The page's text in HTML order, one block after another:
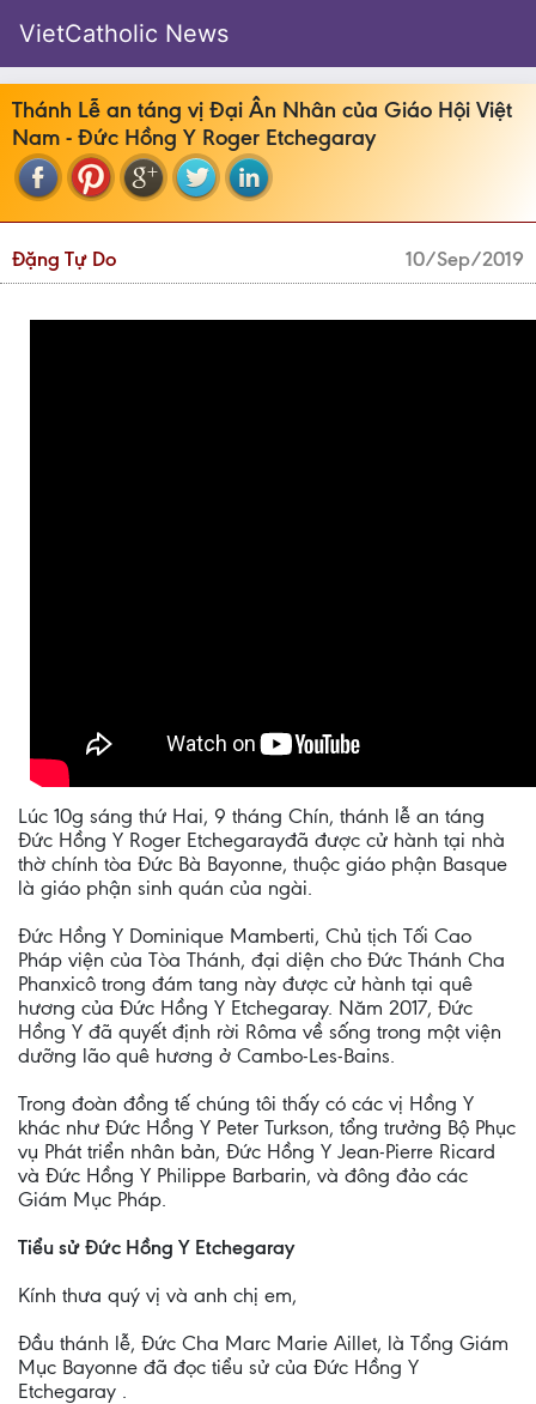
VietCatholic News
Thánh Lễ an táng vị Đại Ân Nhân của Giáo Hội Việt
Nam - Đức Hồng Y Roger Etchegaray
Đặng Tự Do 10/Sep/2019
Lúc 10g sáng thứ Hai, 9 tháng Chín, thánh lễ an táng
Đức Hồng Y Roger Etchegarayđã được cử hành tại nhà
thờ chính tòa Đức Bà Bayonne, thuộc giáo phận Basque
là giáo phận sinh quán của ngài.
Đức Hồng Y Dominique Mamberti, Chủ tịch Tối Cao
Pháp viện của Tòa Thánh, đại diện cho Đức Thánh Cha
Phanxicô trong đám tang này được cử hành tại quê
hương của Đức Hồng Y Etchegaray. Năm 2017, Đức
Hồng Y đã quyết định rời Rôma về sống trong một viện
dưỡng lão quê hương ở Cambo-Les-Bains.
Trong đoàn đồng tế chúng tôi thấy có các vị Hồng Y
khác như Đức Hồng Y Peter Turkson, tổng trưởng Bộ Phục
vụ Phát triển nhân bản, Đức Hồng Y Jean-Pierre Ricard
và Đức Hồng Y Philippe Barbarin, và đông đảo các
Giám Mục Pháp.
Tiểu sử Đức Hồng Y Etchegaray
Kính thưa quý vị và anh chị em,
Đầu thánh lễ, Đức Cha Marc Marie Aillet, là Tổng Giám
Mục Bayonne đã đọc tiểu sử của Đức Hồng Y
Etchegaray .